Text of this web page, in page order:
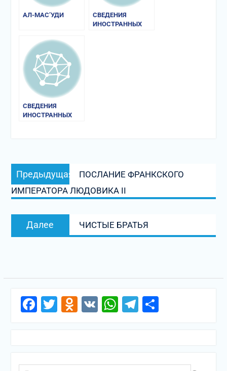
АЛ-МАС’УДИ
СВЕДЕНИЯ
ИНОСТРАННЫХ
СВЕДЕНИЯ
ИНОСТРАННЫХ
Навигация
по
записям
Предыдущая
запись:
ПОСЛАНИЕ ФРАНКСКОГО
ИМПЕРАТОРА ЛЮДОВИКА II
Далее
запись:
ЧИСТЫЕ БРАТЬЯ
Facebook
Twitter
Odnoklassniki
VKWhatsApp
Telegram
Поиск